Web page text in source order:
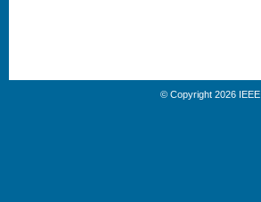
© Copyright 2026 IEEE